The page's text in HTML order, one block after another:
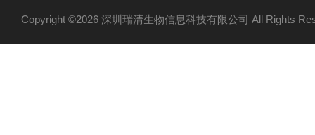
Copyright ©2026 深圳瑞清生物信息科技有限公司 All Rights